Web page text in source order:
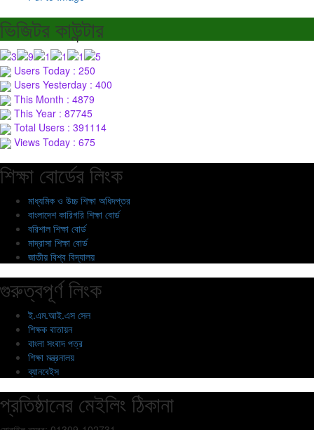
ভিজিটর কাউন্টার
Users Today : 250
Users Yesterday : 400
This Month : 4879
This Year : 87745
Total Users : 391114
Views Today : 675
শিক্ষা বোর্ডের লিংক
মাধ্যমিক ও উচ্চ শিক্ষা অধিদপ্তর
বাংলাদেশ কারিগরি শিক্ষা বোর্ড
বরিশাল শিক্ষা বোর্ড
মাদ্রাসা শিক্ষা বোর্ড
জাতীয় বিশ্ব বিদ্যালয়
গুরুত্বপূর্ণ লিংক
ই.এম.আই.এস সেল
শিক্ষক বাতায়ন
বাংলা সংবাদ পত্র
শিক্ষা মন্ত্রনালয়
ব্যানবেইস
প্রতিষ্ঠানের মেইলিং ঠিকানা